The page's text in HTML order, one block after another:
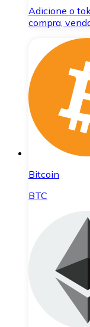
Adicione o
compra,
Bitcoin
BTC